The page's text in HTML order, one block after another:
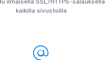
ilmaisella SSL/HTTPS-salauksella
kaikilla sivustoilla